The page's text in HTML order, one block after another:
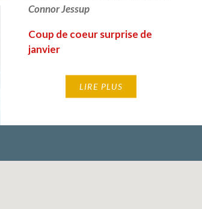
Connor Jessup
Coup de coeur surprise de
janvier
LIRE PLUS